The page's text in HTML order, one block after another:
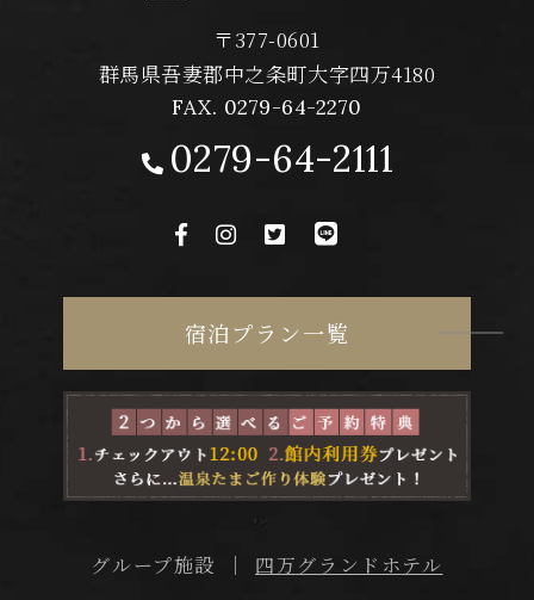
〒377-0601
群馬県吾妻郡中之条町大字四万4180
FAX. 0279-64-2270
0279-64-2111
宿泊プラン一覧
グループ施設 四万グランドホテル